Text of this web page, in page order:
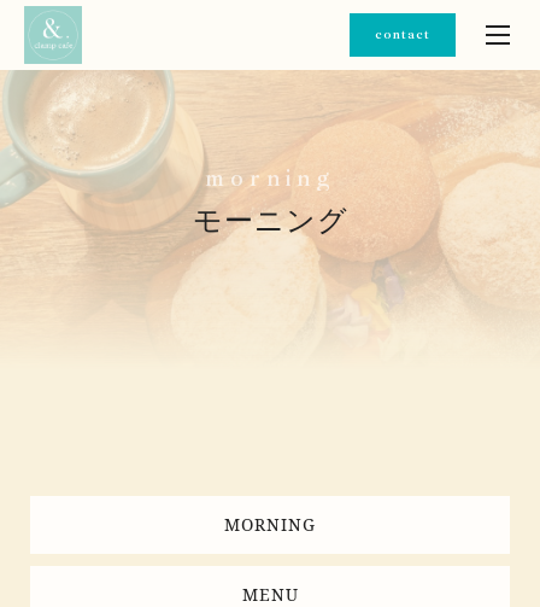
contact
モーニング
m o r n i n g
MORNING
MENU